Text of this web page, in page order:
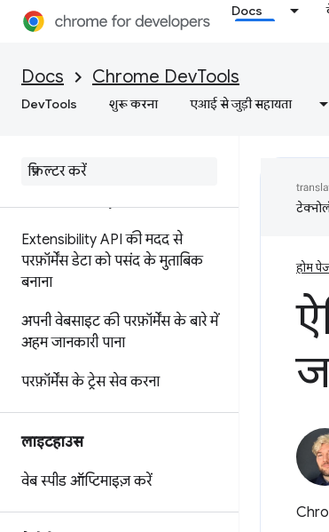
Docs
Docs Chrome DevTools
DevTools शुरू करना एआई से जुड़ी सहायता
करना और शेयर करना
टाइमलाइन में इवेंट का रेफ़रंस
विश्लेषण करना
Extensibility API की मदद से
परफ़ॉर्मेंस डेटा को पसंद के मुताबिक
बनाना
अपनी वेबसाइट की परफ़ॉर्मेंस के बारे में
अहम जानकारी पाना
परफ़ॉर्मेंस के ट्रेस सेव करना
लाइटहाउस
वेब स्पीड ऑप्टिमाइज़ करें
होम